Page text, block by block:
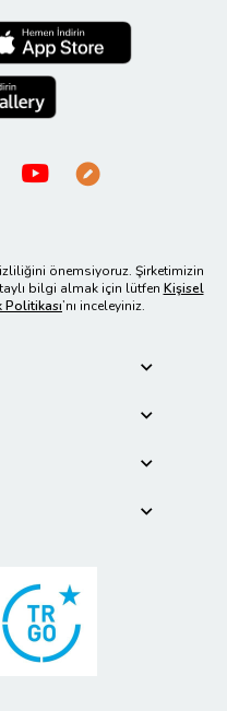
önemsiyoruz. Şirketimizin
bilgi almak için lütfen Kişisel
Politikası’nı inceleyiniz.